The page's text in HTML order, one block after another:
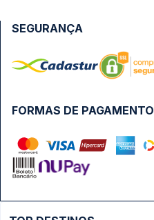
FORMAS DE PAGAMENTO
SEGURANÇA